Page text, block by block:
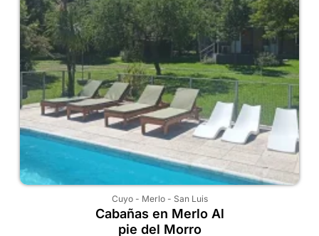
Cuyo- Merlo- San Luis
Cabañas en Merlo Al
pie del Morro